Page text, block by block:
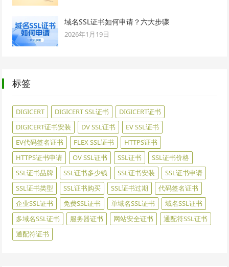
域名SSL证书如何申请？六大步骤
2026年1月19日
标签
DIGICERT DIGICERT SSL证书
DIGICERT证书
DIGICERT证书安装
DV SSL证书
EV SSL证书
EV代码签名证书
FLEX SSL证书
HTTPS证书
HTTPS证书申请
OV SSL证书 SSL证书
SSL证书价格
SSL证书品牌
SSL证书多少钱 SSL证书安装
SSL证书申请
SSL证书类型
SSL证书购买 SSL证书过期
代码签名证书
企业SSL证书
免费SSL证书 单域名SSL证书
域名SSL证书
多域名SSL证书
服务器证书 网站安全证书
通配符SSL证书
通配符证书